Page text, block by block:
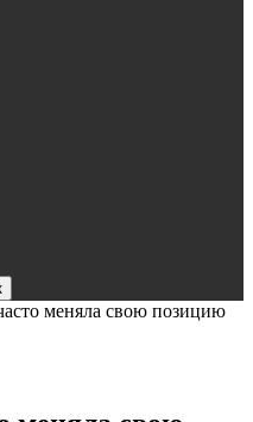
меняла свою позицию